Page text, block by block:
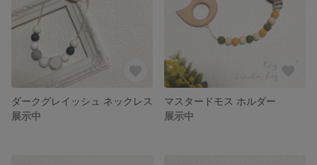
ダークグレイッシュ ネックレス
展示中
マスタードモス ホルダー
展示中